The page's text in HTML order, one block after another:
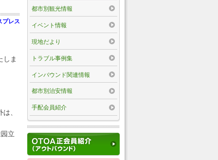
プレス
しま
、
立
都市別観光情報
イベント情報
現地だより
トラブル事例集
インバウンド関連情報
都市別治安情報
手配会員紹介